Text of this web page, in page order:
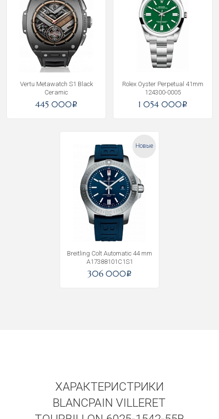
Vertu Metawatch S1 Black
Ceramic
445 000i
Rolex Oyster Perpetual 41mm
124300-0005
1 054 000i
Новые
Breitling Colt Automatic 44 mm
A17388101C1S1
306 000i
ХАРАКТЕРИСТРИКИ
BLANCPAIN VILLERET
Получать на почту